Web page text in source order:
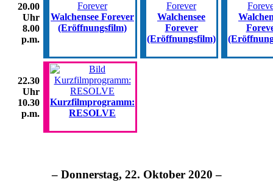
20.00
Uhr
8.00
p.m.
Walchensee Forever
(Eröffnungsfilm)
Walchensee
Forever
(Eröffnungsfilm)
22.30
Uhr
10.30
p.m.
Kurzfilmprogramm:
RESOLVE
– Donnerstag, 22. Oktober 2020 –